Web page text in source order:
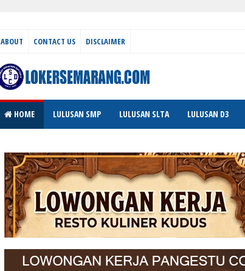
ABOUT CONTACT US DISCLAIMER
HOME LULUSAN SMP LULUSAN SLTA LULUSAN D3